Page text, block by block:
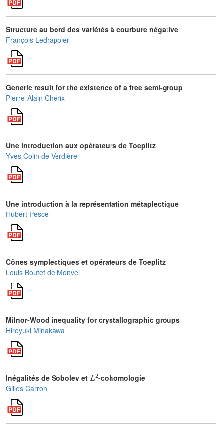
Structure au bord des variétés à courbure négative
François Ledrappier
Generic result for the existence of a free semi-group
Pierre-Alain Cherix
Une introduction aux opérateurs de Toeplitz
Yves Colin de Verdière
Une introduction à la représentation métaplectique
Hubert Pesce
Cônes symplectiques et opérateurs de Toeplitz
Louis Boutet de Monvel
Milnor-Wood inequality for crystallographic groups
Hiroyuki Minakawa
Inégalités de Sobolev et L2-cohomologie
Gilles Carron